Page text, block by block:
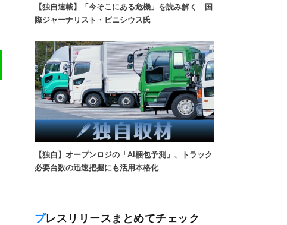
【独自連載】「今そこにある危機」を読み解く 国
際ジャーナリスト・ビニシウス氏
【独自】オープンロジの「AI梱包予測」、トラック
必要台数の迅速把握にも活用本格化
プレスリリースまとめてチェック